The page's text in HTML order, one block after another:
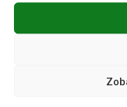
ZAŁOŻENIA
Program zajęć opiera
są uzdolnione
muzykowania, a nie
biernego
programu jest fakt, iż